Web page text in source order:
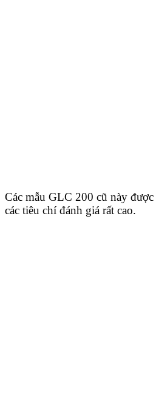
Các mẫu GLC 200 cũ này
các tiêu chí đánh giá rất cao.